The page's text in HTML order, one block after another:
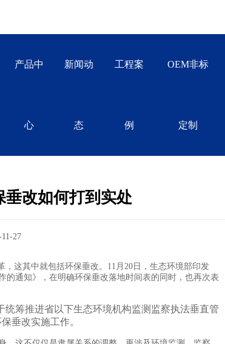
产品中
心
新闻动
态
工程案
例
OEM非标
定制
垂改如何打到实处
27
这其中就包括环保垂改。11月20日，生态环境部印发
的通知》，在明确环保垂改落地时间表的同时，也再次表
筹推进省以下生态环境机构监测监察执法垂直管
垂改实施工作。